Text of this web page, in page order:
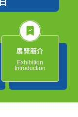
展覽簡介
Exhibition
Introduction